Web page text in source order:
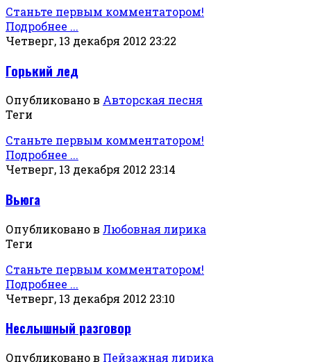
Станьте первым комментатором!
Подробнее ...
Четверг, 13 декабря 2012 23:22
Горький лед
Опубликовано в Авторская песня
Теги
Станьте первым комментатором!
Подробнее ...
Четверг, 13 декабря 2012 23:14
Вьюга
Опубликовано в Любовная лирика
Теги
Станьте первым комментатором!
Подробнее ...
Четверг, 13 декабря 2012 23:10
Неслышный разговор
Опубликовано в Пейзажная лирика